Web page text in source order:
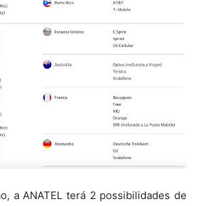
a ANATEL terá 2 possibilidades de